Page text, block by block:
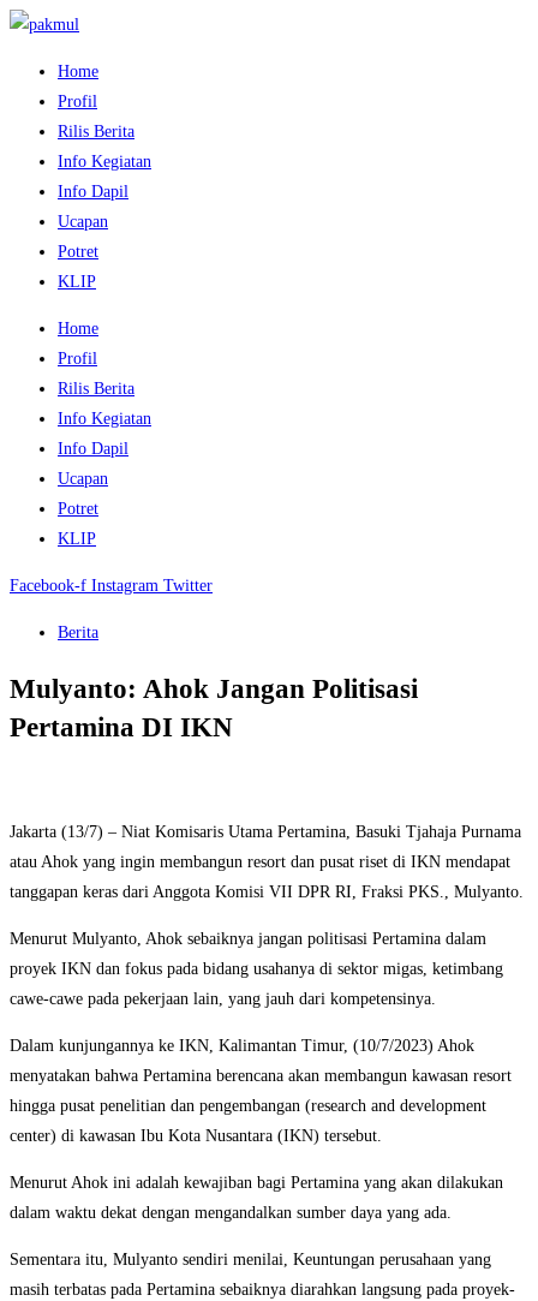
Home
Profil
Rilis Berita
Info Kegiatan
Info Dapil
Ucapan
Potret
KLIP
Home
Profil
Rilis Berita
Info Kegiatan
Info Dapil
Ucapan
Potret
KLIP
Facebook-f Instagram Twitter
Berita
Mulyanto: Ahok Jangan Politisasi
Pertamina DI IKN
Jakarta (13/7) – Niat Komisaris Utama Pertamina, Basuki Tjahaja Purnama
atau Ahok yang ingin membangun resort dan pusat riset di IKN mendapat
tanggapan keras dari Anggota Komisi VII DPR RI, Fraksi PKS., Mulyanto.
Menurut Mulyanto, Ahok sebaiknya jangan politisasi Pertamina dalam
proyek IKN dan fokus pada bidang usahanya di sektor migas, ketimbang
cawe-cawe pada pekerjaan lain, yang jauh dari kompetensinya.
Dalam kunjungannya ke IKN, Kalimantan Timur, (10/7/2023) Ahok
menyatakan bahwa Pertamina berencana akan membangun kawasan resort
hingga pusat penelitian dan pengembangan (research and development
center) di kawasan Ibu Kota Nusantara (IKN) tersebut.
Menurut Ahok ini adalah kewajiban bagi Pertamina yang akan dilakukan
dalam waktu dekat dengan mengandalkan sumber daya yang ada.
Sementara itu, Mulyanto sendiri menilai, Keuntungan perusahaan yang
masih terbatas pada Pertamina sebaiknya diarahkan langsung pada proyek-